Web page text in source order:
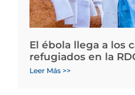
El ébola llega a los
refugiados en la
Leer Más >>